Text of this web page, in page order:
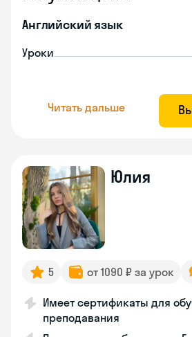
Английский язык
Уроки
Читать дальше
Юлия
5 от 1090 ₽ за урок
Имеет сертификаты для
преподавания